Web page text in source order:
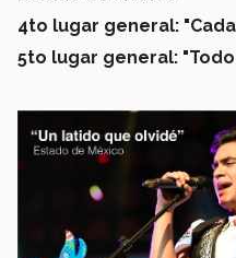
4to lugar general:
5to lugar general: